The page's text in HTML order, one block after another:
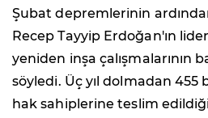
Şubat depremlerinin
Recep Tayyip Erdoğan'ın
yeniden inşa çalışmalarının
söyledi. Üç yıl dolmadan 455
hak sahiplerine teslim